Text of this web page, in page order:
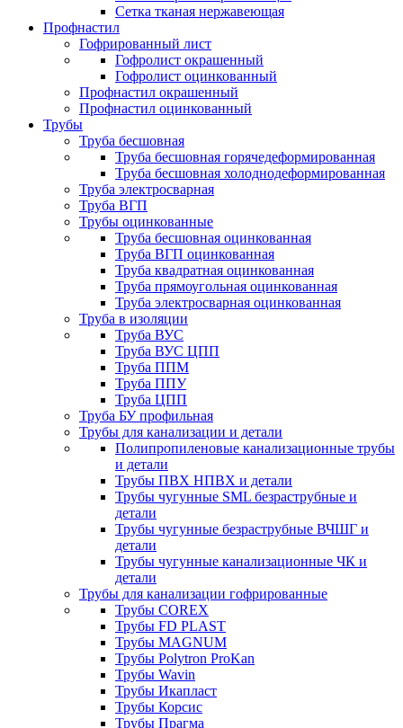
Сетка тканая нержавеющая
Профнастил
Гофрированный лист
Гофролист окрашенный
Гофролист оцинкованный
Профнастил окрашенный
Профнастил оцинкованный
Трубы
Труба бесшовная
Труба бесшовная горячедеформированная
Труба бесшовная холоднодеформированная
Труба электросварная
Труба ВГП
Трубы оцинкованные
Труба бесшовная оцинкованная
Труба ВГП оцинкованная
Труба квадратная оцинкованная
Труба прямоугольная оцинкованная
Труба электросварная оцинкованная
Труба в изоляции
Труба ВУС
Труба ВУС ЦПП
Труба ППМ
Труба ППУ
Труба ЦПП
Труба БУ профильная
Трубы для канализации и детали
Полипропиленовые канализационные трубы
и детали
Трубы ПВХ НПВХ и детали
Трубы чугунные SML безраструбные и
детали
Трубы чугунные безраструбные ВЧШГ и
детали
Трубы чугунные канализационные ЧК и
детали
Трубы для канализации гофрированные
Трубы COREX
Трубы FD PLAST
Трубы MAGNUM
Трубы Polytron ProKan
Трубы Wavin
Трубы Икапласт
Трубы Корсис
Трубы Прагма